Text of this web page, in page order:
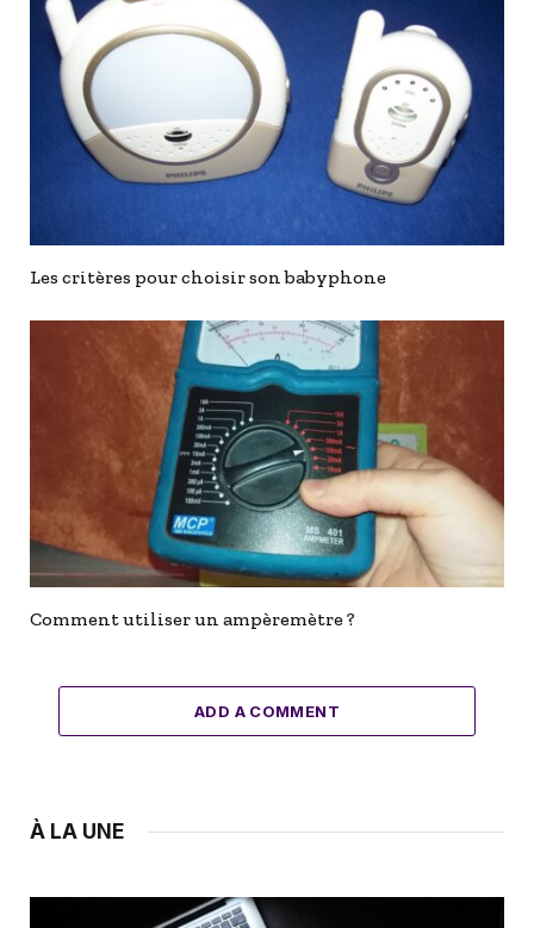
Les critères pour choisir son babyphone
Comment utiliser un ampèremètre ?
ADD A COMMENT
À LA UNE